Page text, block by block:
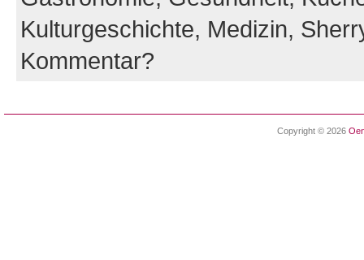
Kulturgeschichte, Medizin,
Kommentar?
Copyright © 2026